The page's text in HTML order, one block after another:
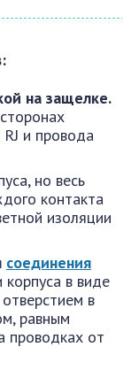
на защелке.
и провода
но весь
контакта
изоляции
соединения
в виде
в
равным
проводках от